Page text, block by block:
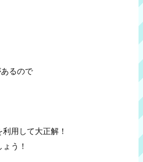
るので
用して大正解！
う！